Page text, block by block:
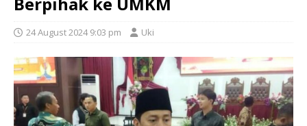
24 August 2024 9:03 pm Uki